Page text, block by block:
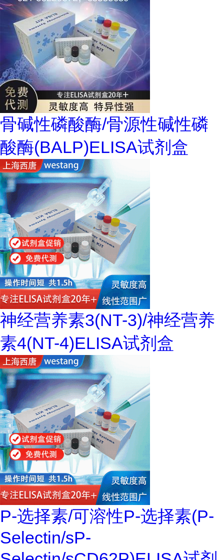
骨碱性磷酸酶/骨源性碱性磷
酸酶(BALP)ELISA试剂盒
神经营养素3(NT-3)/神经营养
素4(NT-4)ELISA试剂盒
P-选择素/可溶性P-选择素(P-
Selectin/sP-